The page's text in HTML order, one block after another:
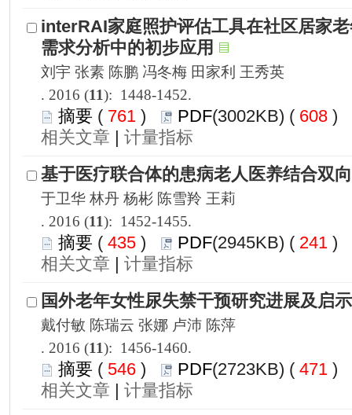
): 1448-1452.
761 ) 608 )
|
): 1452-1455.
435 ) 241 )
|
): 1456-1460.
546 ) 471 )
|